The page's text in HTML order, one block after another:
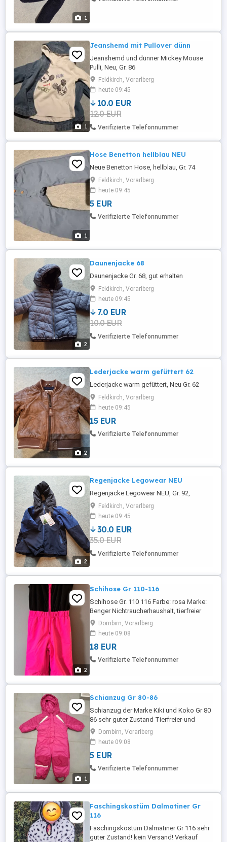
1
1
Jeanshemd mit Pullover dünn
Jeanshemd und dünner Mickey Mouse
Pulli, Neu, Gr. 86
Feldkirch, Vorarlberg
heute 09:45
10.0 EUR
12.0 EUR
Verifizierte Telefonnummer
1
Hose Benetton hellblau NEU
Neue Benetton Hose, hellblau, Gr. 74
Feldkirch, Vorarlberg
heute 09:45
5 EUR
Verifizierte Telefonnummer
2
Daunenjacke 68
Daunenjacke Gr. 68, gut erhalten
Feldkirch, Vorarlberg
heute 09:45
7.0 EUR
10.0 EUR
Verifizierte Telefonnummer
2
Lederjacke warm gefüttert 62
Lederjacke warm gefüttert, Neu Gr. 62
Feldkirch, Vorarlberg
heute 09:45
15 EUR
Verifizierte Telefonnummer
2
Regenjacke Legowear NEU
Regenjacke Legowear NEU, Gr. 92,
Feldkirch, Vorarlberg
heute 09:45
30.0 EUR
35.0 EUR
Verifizierte Telefonnummer
2
Schihose Gr 110-116
Schihose Gr. 110 116 Farbe: rosa Marke:
Benger Nichtraucherhaushalt, tierfreier
Haushalt KEIN VERSAND Verkauf gegen
Bargeld!
Dornbirn, Vorarlberg
heute 09:08
18 EUR
Verifizierte Telefonnummer
1
Schianzug Gr 80-86
Schianzug der Marke Kiki und Koko Gr 80
86 sehr guter Zustand Tierfreier-und
Nichtraucherhaushalt kein Versand!
Verkauf gegen Bargeld!
Dornbirn, Vorarlberg
heute 09:08
5 EUR
Verifizierte Telefonnummer
Faschingskostüm Dalmatiner Gr
116
Faschingskostüm Dalmatiner Gr 116 sehr
guter Zustand! kein Versand! Verkauf